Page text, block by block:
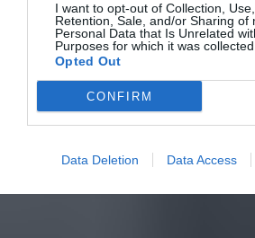
I want to opt-out of Collection, Use,
Retention, Sale, and/or Sharing of
Personal Data that Is Unrelated
Purposes for which it was collected.
Opted Out
CONFIRM
Data Deletion Data Access